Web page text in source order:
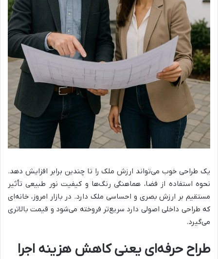
یک طراحی خوب می‌تواند ارزش ملک را تا چندین برابر افزایش دهد.
نحوه استفاده از فضا، هماهنگی رنگ‌ها و کیفیت نور طبیعی تأثیر
مستقیم بر ارزش بصری و احساسی ملک دارد. در بازار امروز، خانه‌ای
که طراحی داخلی اصولی دارد سریع‌تر فروخته می‌شود و قیمت بالاتری
می‌گیرد.
طراح حرفه‌ای یعنی کاهش هزینه اجرا